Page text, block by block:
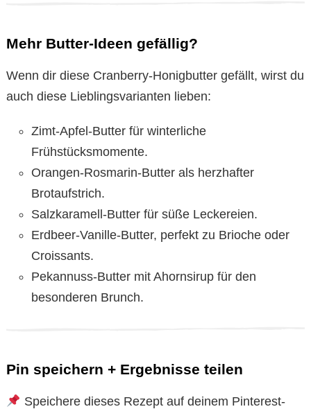
Mehr Butter-Ideen gefällig?
Wenn dir diese Cranberry-Honigbutter gefällt, wirst du
auch diese Lieblingsvarianten lieben:
Zimt-Apfel-Butter für winterliche
Frühstücksmomente.
Orangen-Rosmarin-Butter als herzhafter
Brotaufstrich.
Salzkaramell-Butter für süße Leckereien.
Erdbeer-Vanille-Butter, perfekt zu Brioche oder
Croissants.
Pekannuss-Butter mit Ahornsirup für den
besonderen Brunch.
Pin speichern + Ergebnisse teilen
Speichere dieses Rezept auf deinem Pinterest-